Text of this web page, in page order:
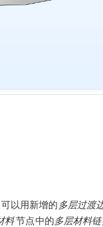
以用新增的 多层过渡
料节点中的多层材料